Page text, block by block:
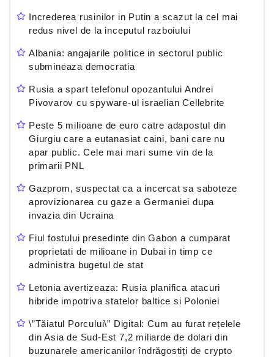
Increderea rusinilor in Putin a scazut la cel mai
redus nivel de la inceputul razboiului
Albania: angajarile politice in sectorul public
submineaza democratia
Rusia a spart telefonul opozantului Andrei
Pivovarov cu spyware-ul israelian Cellebrite
Peste 5 milioane de euro catre adapostul din
Giurgiu care a eutanasiat caini, bani care nu
apar public. Cele mai mari sume vin de la
primarii PNL
Gazprom, suspectat ca a incercat sa saboteze
aprovizionarea cu gaze a Germaniei dupa
invazia din Ucraina
Fiul fostului presedinte din Gabon a cumparat
proprietati de milioane in Dubai in timp ce
administra bugetul de stat
Letonia avertizeaza: Rusia planifica atacuri
hibride impotriva statelor baltice si Poloniei
\”Tăiatul Porcului\” Digital: Cum au furat rețelele
din Asia de Sud-Est 7,2 miliarde de dolari din
buzunarele americanilor îndrăgostiți de crypto